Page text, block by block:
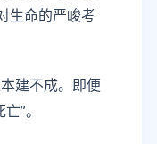
生命的严峻考
建不成。即便
”。